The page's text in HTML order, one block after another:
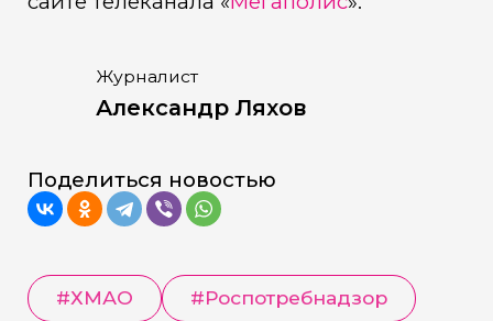
Журналист
Александр Ляхов
Поделиться новостью
#ХМАО #Роспотребнадзор